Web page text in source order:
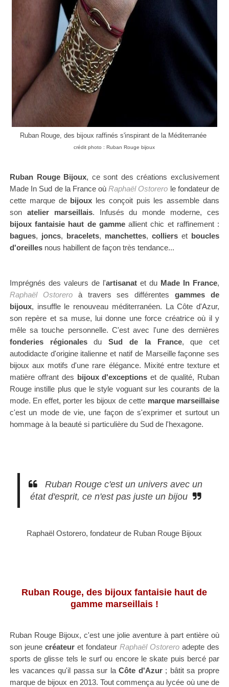
Ruban Rouge, des bijoux raffinés s'inspirant de la Méditerranée
crédit photo : Ruban Rouge bijoux
Ruban Rouge Bijoux, ce sont des créations exclusivement
Made In Sud de la France oùRaphaël Ostorero le fondateur de
cette marque de bijoux les conçoit puis les assemble dans
son atelier marseillais. Infusés du monde moderne, ces
bijoux fantaisie haut de gammeallient chic et raffinement:
bagues, joncs, bracelets, manchettes,colliers et boucles
d'oreillesnous habillent de façon très tendance...
Imprégnés des valeurs de l'artisanat et du Made In France,
Raphaël Ostoreroà travers ses différentesgammes de
bijoux, insuffle le renouveau méditerranéen. La Côte d'Azur,
son repère et sa muse, lui donne une force créatrice où il y
mêle sa touche personnelle. C'est avec l'une des dernières
fonderies régionalesduSud de la France, que cet
autodidacte d'origine italienne et natif de Marseille façonne ses
bijoux aux motifs d'une rare élégance. Mixité entre texture et
matière offrant des bijoux d'exceptions et de qualité, Ruban
Rouge instille plus que le style voguant sur les courants de la
mode. En effet, porter les bijoux de cette marque marseillaise
c'est un mode de vie, une façon de s'exprimer et surtout un
hommage à la beauté si particulière du Sud de l'hexagone.
Ruban Rouge c'est un univers avec un
état d'esprit, ce n'est pas juste un bijou
Raphaël Ostorero, fondateur de Ruban Rouge Bijoux
Ruban Rouge, des bijoux fantaisie haut de
gamme marseillais !
Ruban Rouge Bijoux, c'est une jolie aventure à part entière où
son jeune créateuret fondateurRaphaël Ostorero adepte des
sports de glisse tels le surf ou encore le skate puis bercé par
les vacances qu'il passa sur laCôte d'Azur ; bâtit sa propre
marque de bijoux en 2013. Tout commença au lycée où une de